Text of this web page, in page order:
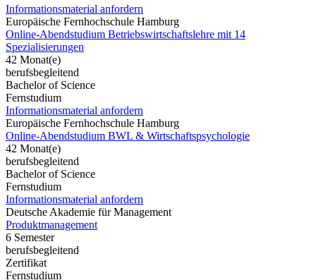
Informationsmaterial anfordern
Europäische Fernhochschule Hamburg
Online-Abendstudium Betriebswirtschaftslehre mit 14
Spezialisierungen
42 Monat(e)
berufsbegleitend
Bachelor of Science
Fernstudium
Informationsmaterial anfordern
Europäische Fernhochschule Hamburg
Online-Abendstudium BWL & Wirtschaftspsychologie
42 Monat(e)
berufsbegleitend
Bachelor of Science
Fernstudium
Informationsmaterial anfordern
Deutsche Akademie für Management
Produktmanagement
6 Semester
berufsbegleitend
Zertifikat
Fernstudium